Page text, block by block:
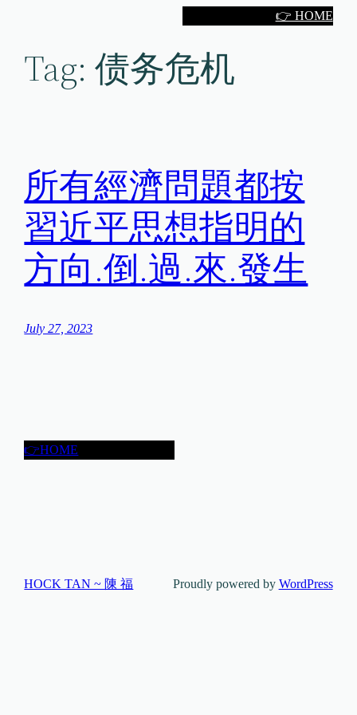
👉 HOME
Tag:债务危机
所有經濟問題都按
習近平思想指明的
方向.倒.過.來.發生
July 27, 2023
👉HOME
HOCK TAN ~ 陳 福 Proudly powered by WordPress